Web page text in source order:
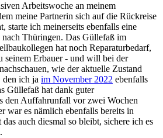
Arbeitswoche an meinem
meine Partnerin sich auf die Rückreise
starte ich meinerseits ebenfalls eine
Thüringen. Das Güllefaß im
hat noch Reparaturbedarf,
seinem Erbauer - und will bei der
wie der aktuelle Zustand
den ich ja im November 2022 ebenfalls
Güllefaß hat dank guter
den Auffahrunfall vor zwei Wochen
war es nämlich ebenfalls bereits in
auch diesmal so bleibt, sichere ich es